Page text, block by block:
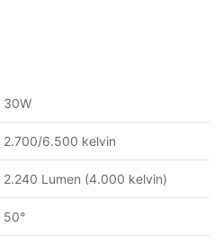
30W
2.700/6.500 kelvin
2.240 Lumen (4.000 kelvin)
50°